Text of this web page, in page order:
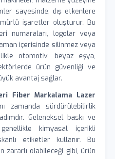
sayesinde, dış etkenlere
işaretler oluşturur. Bu
numaraları, logolar veya
içerisinde silinmez veya
otomotiv, beyaz eşya,
ürün güvenliği ve
avantaj sağlar.
Fiber Markalama Lazer
zamanda sürdürülebilirlik
Geleneksel baskı ve
kimyasal içerikli
etiketler kullanır. Bu
zararlı olabileceği gibi, ürün